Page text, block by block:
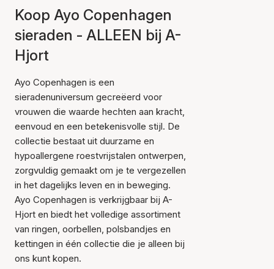
Koop Ayo Copenhagen
sieraden - ALLEEN bij A-
Hjort
Ayo Copenhagen is een
sieradenuniversum gecreëerd voor
vrouwen die waarde hechten aan kracht,
eenvoud en een betekenisvolle stijl. De
collectie bestaat uit duurzame en
hypoallergene roestvrijstalen ontwerpen,
zorgvuldig gemaakt om je te vergezellen
in het dagelijks leven en in beweging.
Ayo Copenhagen is verkrijgbaar bij A-
Hjort en biedt het volledige assortiment
van ringen, oorbellen, polsbandjes en
kettingen in één collectie die je alleen bij
ons kunt kopen.